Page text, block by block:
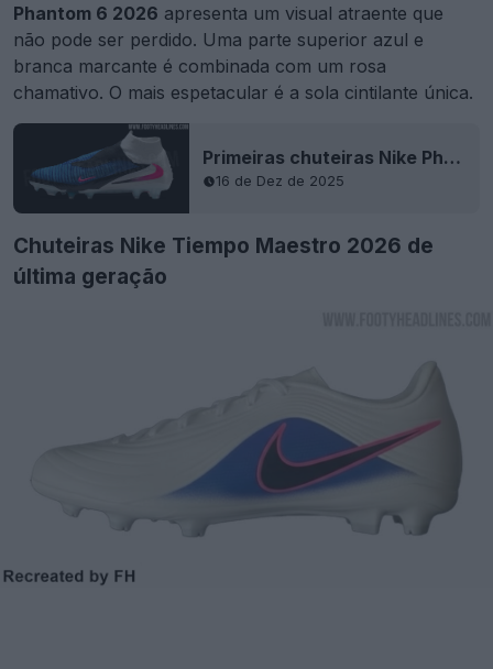
Phantom 6 2026 apresenta um visual atraente que
não pode ser perdido. Uma parte superior azul e
branca marcante é combinada com um rosa
chamativo. O mais espetacular é a sola cintilante única.
Primeiras chuteiras Nike Phantom 2026 Main Pack vazaram - Fotos oficiais
16 de Dez de 2025
Chuteiras Nike Tiempo Maestro 2026 de
última geração